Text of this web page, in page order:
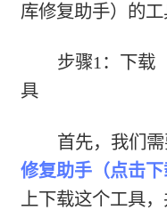
库修复助手）的工
步骤1：下载
具
首先，我们
修复助手（点击下
上下载这个工具